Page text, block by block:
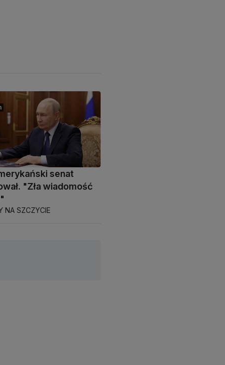
senat
"Zła wiadomość
NA SZCZYCIE